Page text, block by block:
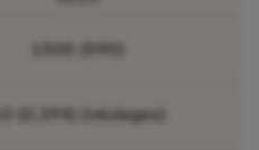
10 (0,394) (névleges)